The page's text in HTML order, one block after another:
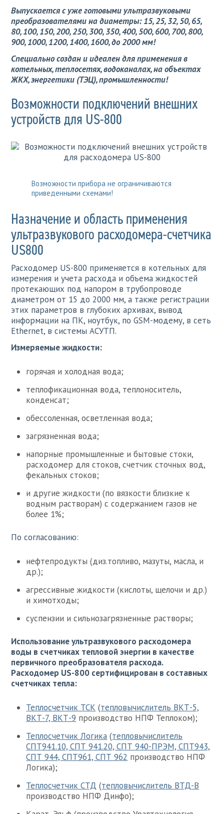
Выпускается с уже готовыми ультразвуковыми
преобразователями на диаметры: 15, 25, 32, 50, 65,
80, 100, 150, 200, 250, 300, 350, 400, 500, 600, 700, 800,
900, 1000, 1200, 1400, 1600, до 2000 мм!
Специально создан и идеален для применения в
котельных, теплосетях, водоканалах, на объектах
ЖКХ, энергетики (ТЭЦ), промышленности!
Возможности подключений внешних
устройств для US-800
Возможности прибора не ограничиваются
приведенными схемами!
Назначение и область применения
ультразвукового расходомера-счетчика
US800
Расходомер US-800 применяется в котельных для
измерения и учета расхода и объема жидкостей
протекающих под напором в трубопроводе
диаметром от 15 до 2000 мм, а также регистрации
этих параметров в глубоких архивах, вывод
информации на ПК, ноутбук, по GSM-модему, в сеть
Ethernet, в системы АСУТП.
Измеряемые жидкости:
горячая и холодная вода;
теплофикационная вода, теплоноситель,
конденсат;
обессоленная, осветленная вода;
загрязненная вода;
напорные промышленные и бытовые стоки,
расходомер для стоков, счетчик сточных вод,
фекальных стоков;
и другие жидкости (по вязкости близкие к
водным растворам) с содержанием газов не
более 1%;
По согласованию:
нефтепродукты (диз.топливо, мазуты, масла, и
др.);
агрессивные жидкости (кислоты, щелочи и др.)
и химотходы;
суспензии и сильнозагрязненные растворы;
Использование ультразвукового расходомера
воды в счетчиках тепловой энергии в качестве
первичного преобразователя расхода.
Расходомер US-800 сертифицирован в составных
счетчиках тепла:
Теплосчетчик ТСК (тепловычислитель ВКТ-5,
ВКТ-7, ВКТ-9 производство НПФ Теплоком);
Теплосчетчик Логика (тепловычислитель
СПТ941.10, СПТ 941.20, СПТ 940-ПРЭМ, СПТ943,
СПТ 944, СПТ961, СПТ 962 производство НПФ
Логика);
Теплосчетчик СТД (тепловычислитель ВТД-В
производство НПФ Динфо);